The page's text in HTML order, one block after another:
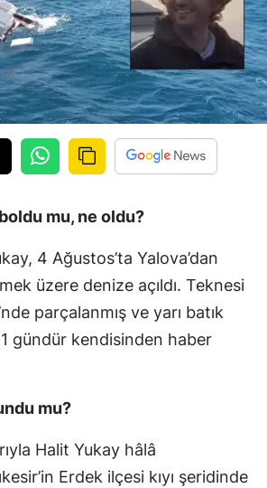
mu, ne oldu?
4 Ağustos’ta Yalova’dan
üzere denize açıldı. Teknesi
parçalanmış ve yarı batık
gündür kendisinden haber
mu?
Halit Yukay hâlâ
Erdek ilçesi kıyı şeridinde